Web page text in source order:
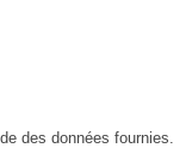
des données fournies.